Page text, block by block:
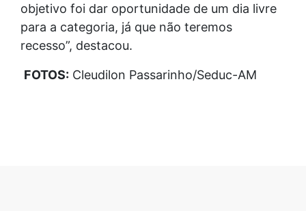
objetivo foi dar oportunidade de um dia livre
para a categoria, já que não teremos
recesso”, destacou.
FOTOS: Cleudilon Passarinho/Seduc-AM